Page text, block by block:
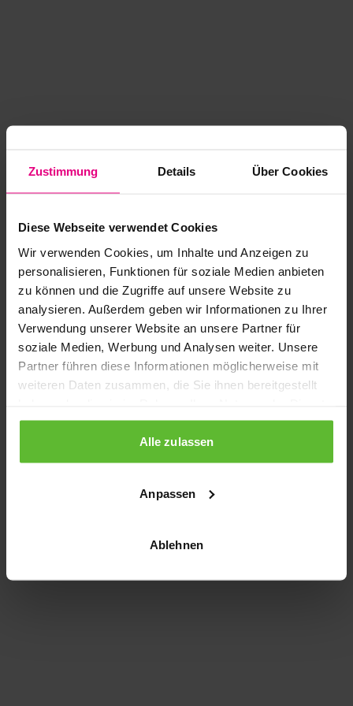
Zustimmung Details Über Cookies
Diese Webseite verwendet Cookies
Wir verwenden Cookies, um Inhalte und Anzeigen zu
personalisieren, Funktionen für soziale Medien anbieten
zu können und die Zugriffe auf unsere Website zu
analysieren. Außerdem geben wir Informationen zu Ihrer
Verwendung unserer Website an unsere Partner für
soziale Medien, Werbung und Analysen weiter. Unsere
Partner führen diese Informationen möglicherweise mit
weiteren Daten zusammen, die Sie ihnen bereitgestellt
gesammelt haben.
Alle zulassen
Anpassen
Ablehnen
Application error: a client-side exception has occurred
loading www.kurzwego.de (see the browser console for more
information).